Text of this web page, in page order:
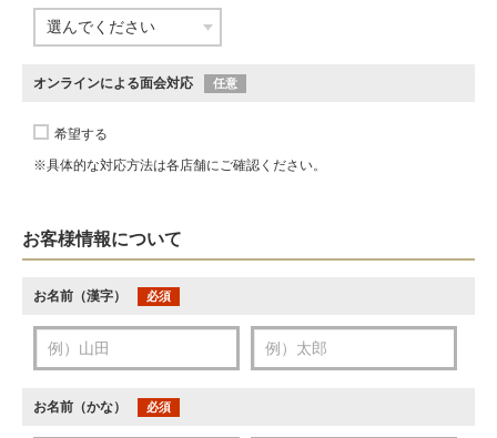
オンラインによる面会対応 任意
希望する
※具体的な対応方法は各店舗にご確認ください。
お客様情報について
お名前（漢字） 必須
お名前（かな） 必須